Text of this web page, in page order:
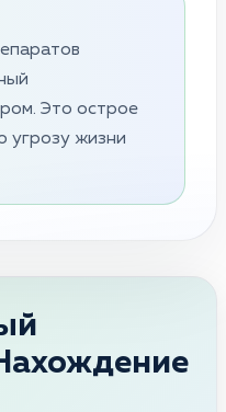
Это острое
угрозу жизни